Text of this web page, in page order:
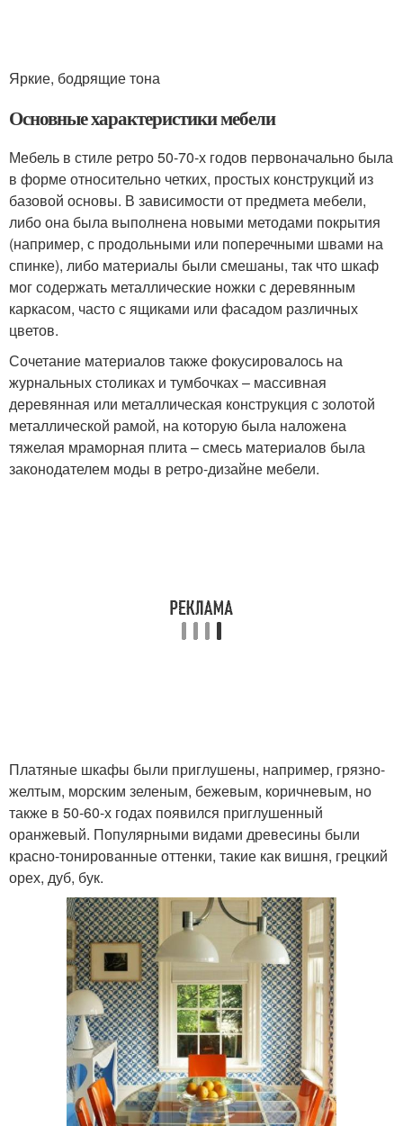
Яркие, бодрящие тона
Основные характеристики мебели
Мебель в стиле ретро 50-70-х годов первоначально была
в форме относительно четких, простых конструкций из
базовой основы. В зависимости от предмета мебели,
либо она была выполнена новыми методами покрытия
(например, с продольными или поперечными швами на
спинке), либо материалы были смешаны, так что шкаф
мог содержать металлические ножки с деревянным
каркасом, часто с ящиками или фасадом различных
цветов.
Сочетание материалов также фокусировалось на
журнальных столиках и тумбочках – массивная
деревянная или металлическая конструкция с золотой
металлической рамой, на которую была наложена
тяжелая мраморная плита – смесь материалов была
законодателем моды в ретро-дизайне мебели.
Платяные шкафы были приглушены, например, грязно-
желтым, морским зеленым, бежевым, коричневым, но
также в 50-60-х годах появился приглушенный
оранжевый. Популярными видами древесины были
красно-тонированные оттенки, такие как вишня, грецкий
орех, дуб, бук.